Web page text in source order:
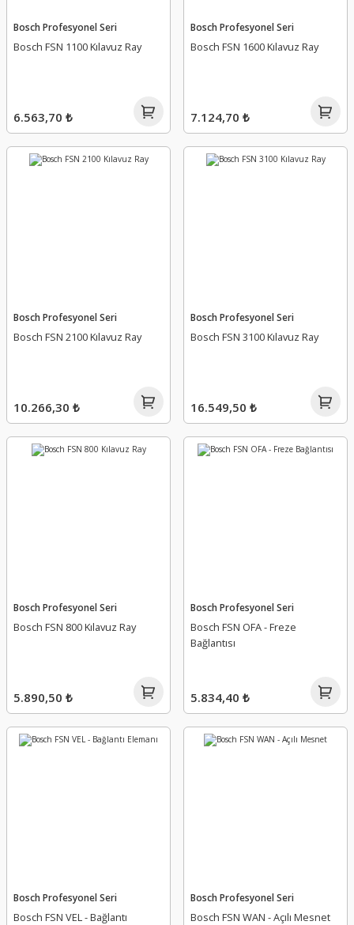
Bosch Profesyonel Seri
Bosch FSN 1100 Kılavuz Ray
6.563,70 ₺
Bosch Profesyonel Seri
Bosch FSN 1600 Kılavuz Ray
7.124,70 ₺
Bosch Profesyonel Seri
Bosch FSN 2100 Kılavuz Ray
10.266,30 ₺
Bosch Profesyonel Seri
Bosch FSN 3100 Kılavuz Ray
16.549,50 ₺
Bosch Profesyonel Seri
Bosch FSN 800 Kılavuz Ray
5.890,50 ₺
Bosch Profesyonel Seri
Bosch FSN OFA - Freze
Bağlantısı
5.834,40 ₺
Bosch Profesyonel Seri
Bosch FSN VEL - Bağlantı
Bosch Profesyonel Seri
Bosch FSN WAN - Açılı Mesnet